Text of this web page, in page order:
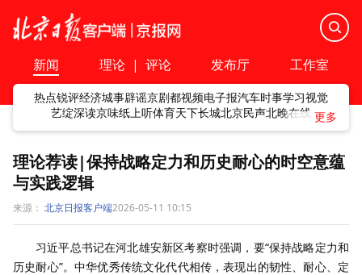
新闻 理论 | 评论 发布厅 工作室
热点锐评经济城事辟谣京剧都视频电子报汽车时事学习视觉
艺绽深读京味纸上听体育天下长城北京民声北晚在线
理论荐读|保持战略定力和历史耐心的时空意蕴
与实践逻辑
来源： 北京日报客户端2026-05-11 10:15
习近平总书记在河北雄安新区考察时强调，要“保持战略定力和
历史耐心”。中华优秀传统文化代代相传，表现出的韧性、耐心、定